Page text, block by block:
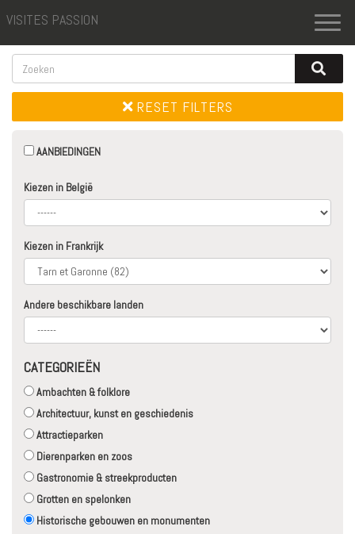
VISITES PASSION
RESET FILTERS
AANBIEDINGEN
Kiezen in België
Kiezen in Frankrijk
Andere beschikbare landen
CATEGORIEËN
Ambachten & folklore
Architectuur, kunst en geschiedenis
Attractieparken
Dierenparken en zoos
Gastronomie & streekproducten
Grotten en spelonken
Historische gebouwen en monumenten